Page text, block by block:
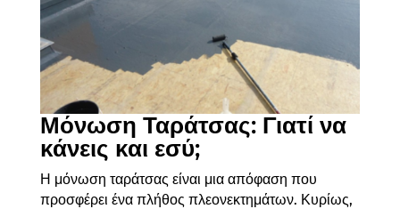
Μόνωση Ταράτσας: Γιατί να
κάνεις και εσύ;
Η μόνωση ταράτσας είναι μια απόφαση που
προσφέρει ένα πλήθος πλεονεκτημάτων. Κυρίως,